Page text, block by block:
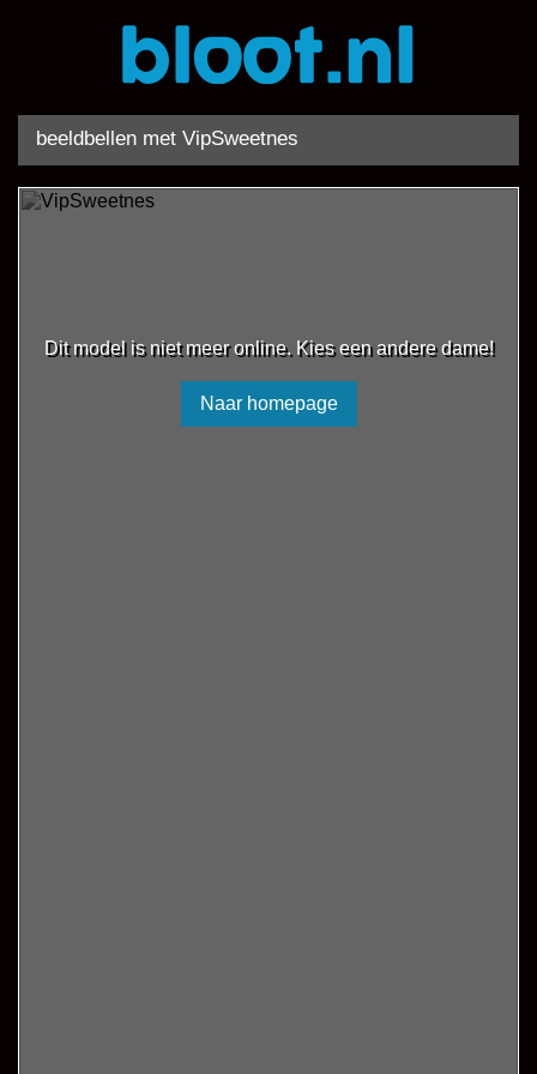
beeldbellen met VipSweetnes
Dit model is niet meer online. Kies een andere dame!
Naar homepage